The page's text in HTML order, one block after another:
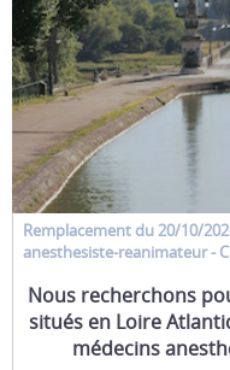
Remplacement du 20/10/
anesthesiste-reanimateur-
Nous recherchons
situés en Loire
médecins